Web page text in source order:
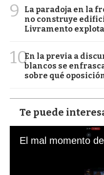
9
La paradoja en la
no construye
Livramento
10En la previa a
blancos se
sobre qué
Te puede